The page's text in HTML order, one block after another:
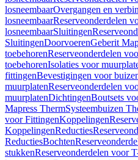
losneembaarOvergangen en
losneembaarReserveonderdelen
losneembaarSluitingen
SluitingenDoorvoerenGeberit
toebehorenReserveonderdelen
toebehorenIsolaties voor
fittingenBevestigingen voor
muurplatenReserveonderdelen
muurplatenDichtingenBoutsets
Mapress ThermSysteembuizen
voor FittingenKoppelingen
KoppelingenReducties
ReductiesBochten
stukkenReserveonderdelen voor